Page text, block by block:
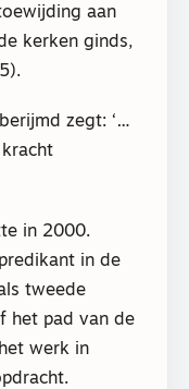
aan
kerken ginds,
zegt: ‘…
in 2000.
in de
tweede
het pad van de
werk in